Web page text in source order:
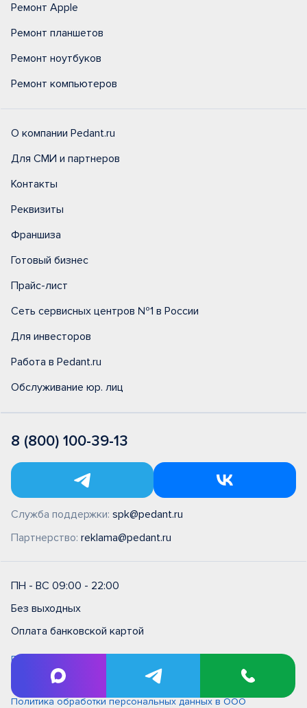
Ремонт Apple
Ремонт планшетов
Ремонт ноутбуков
Ремонт компьютеров
О компании Pedant.ru
Для СМИ и партнеров
Контакты
Реквизиты
Франшиза
Готовый бизнес
Прайс-лист
Сеть сервисных центров №1 в России
Для инвесторов
Работа в Pedant.ru
Обслуживание юр. лиц
8 (800) 100-39-13
Служба поддержки: spk@pedant.ru
Партнерство: reklama@pedant.ru
ПН - ВС 09:00 - 22:00
Без выходных
Оплата банковской картой
Правила и условия на выполнение ремонтных работ в
сервисном центре типовые (единые)
Политика обработки персональных данных
Политика обработки персональных данных в ООО